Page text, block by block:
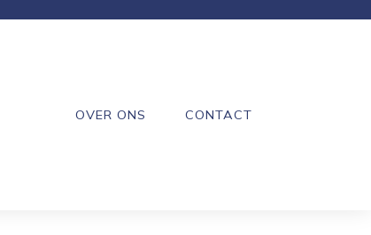
OVER ONS CONTACT